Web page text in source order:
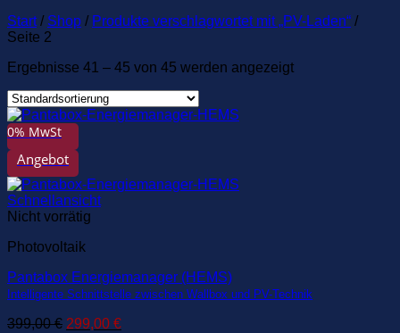
Start / Shop / Produkte verschlagwortet mit „PV-Laden“ /
Seite 2
Ergebnisse 41 – 45 von 45 werden angezeigt
0% MwSt
Angebot
Schnellansicht
Nicht vorrätig
Photovoltaik
Pantabox Energiemanager (HEMS)
Intelligente Schnittstelle zwischen Wallbox und PV-Technik
399,00€ Ursprünglicher
299,00 €Aktueller